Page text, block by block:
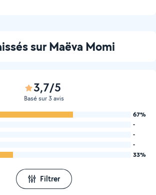
sur Maëva Momi
3,7/5
Basé sur 3 avis
67%
-
-
-
33%
Filtrer